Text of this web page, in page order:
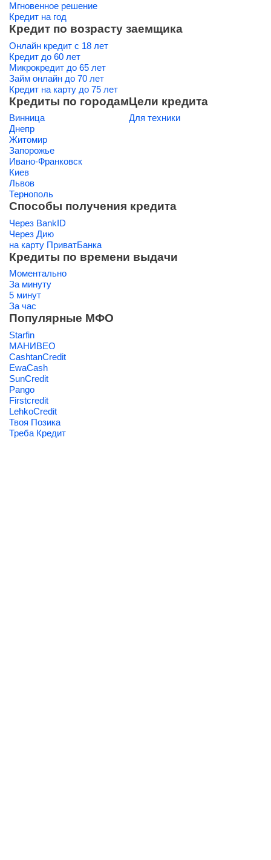
Мгновенное решение
Кредит на год
Кредит по возрасту заемщика
Онлайн кредит с 18 лет
Кредит до 60 лет
Микрокредит до 65 лет
Займ онлайн до 70 лет
Кредит на карту до 75 лет
Кредиты по городам
Винница
Днепр
Житомир
Запорожье
Ивано-Франковск
Киев
Львов
Тернополь
Цели кредита
Для техники
Способы получения кредита
Через BankID
Через Дию
на карту ПриватБанка
Кредиты по времени выдачи
Моментально
За минуту
5 минут
За час
Популярные МФО
Starfin
МАНИВЕО
CashtanCredit
EwaCash
SunCredit
Pango
Firstcredit
LehkoCredit
Твоя Позика
Треба Кредит